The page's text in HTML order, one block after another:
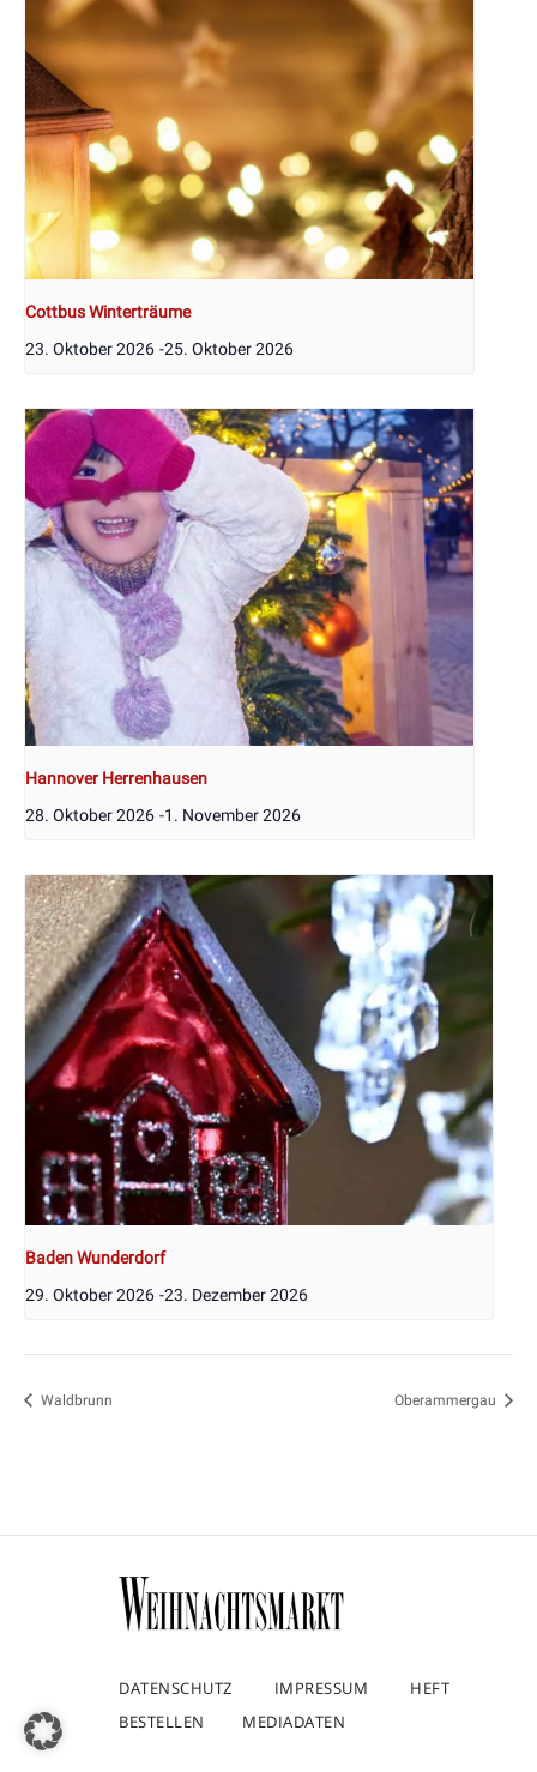
Cottbus Winterträume
23. Oktober 2026 -25. Oktober 2026
Hannover Herrenhausen
28. Oktober 2026 -1. November 2026
Baden Wunderdorf
29. Oktober 2026 -23. Dezember 2026
Waldbrunn Oberammergau
DATENSCHUTZ IMPRESSUM
HEFT
BESTELLEN
MEDIADATEN